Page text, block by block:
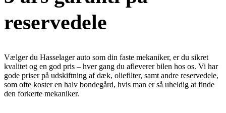
reservedele
Vælger du Hasselager auto som din faste mekaniker, er du sikret
kvalitet og en god pris – hver gang du afleverer bilen hos os. Vi har
gode priser på udskiftning af dæk, oliefilter, samt andre reservedele,
som ofte koster en halv bondegård, hvis man er så uheldig at finde
den forkerte mekaniker.